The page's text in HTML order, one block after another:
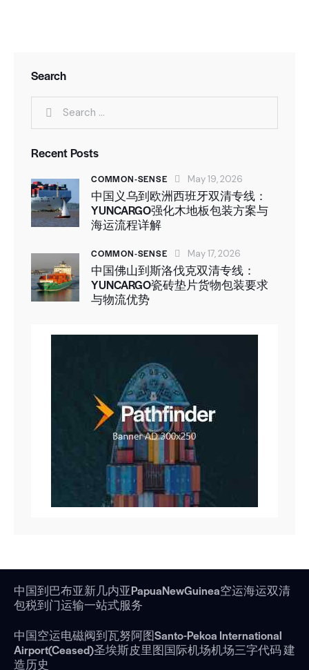
Search
Recent Posts
COMMON-SENSE May 19, 2026
中国义乌到欧洲西班牙双清专线：
YUNCARGO强化木地板包装方案与
海运流程详解
COMMON-SENSE May 17, 2026
中国佛山到斯洛伐克双清专线：
YUNCARGO瓷砖垫片货物包装要求
与物流优势
中国到巴布亚新几内亚PapuaNewGuinea空运海运双清
包税到门运输一站式服务
中国空运电磁阀到瓦努阿图Santo-Pekoa International
Airport(Ceased)圣埃斯皮里图国际机场机场三字代码 建
造历史